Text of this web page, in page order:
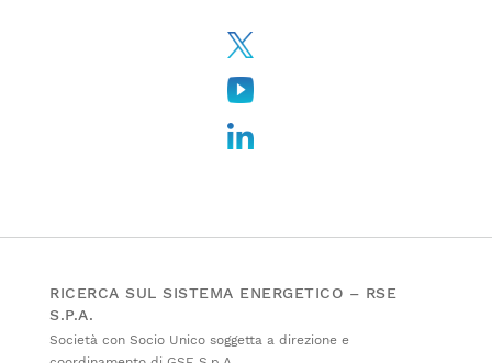
RICERCA SUL SISTEMA ENERGETICO – RSE
S.P.A.
Società con Socio Unico soggetta a direzione e